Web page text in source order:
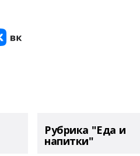
Рубрика "Еда и
напитки"